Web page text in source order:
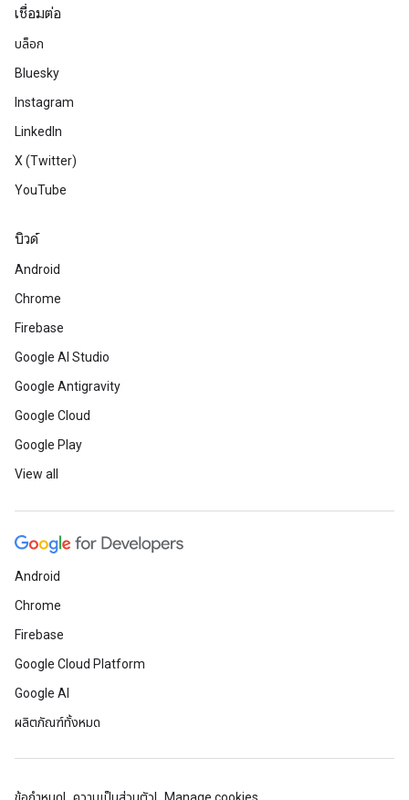
เชื่อมต่อ
บล็อก
Bluesky
Instagram
LinkedIn
X (Twitter)
YouTube
บิวด์
Android
Chrome
Firebase
Google AI Studio
Google Antigravity
Google Cloud
Google Play
View all
Android
Chrome
Firebase
Google Cloud Platform
Google AI
ผลิตภัณฑ์ทั้งหมด